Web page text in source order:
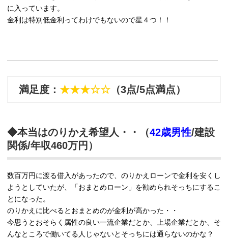
に入っています。
金利は特別低金利ってわけでもないので星４つ！！
満足度： ★★★☆☆ （3点/5点満点）
◆本当はのりかえ希望人・・（42歳男性/建設
関係/年収460万円）
数百万円に渡る借入があったので、のりかえローンで金利を安くし
ようとしていたが、「おまとめローン」を勧められそっちにするこ
とになった。
のりかえに比べるとおまとめのが金利が高かった・・
今思うとおそらく属性の良い一流企業だとか、上場企業だとか、そ
んなところで働いてる人じゃないとそっちには通らないのかな？